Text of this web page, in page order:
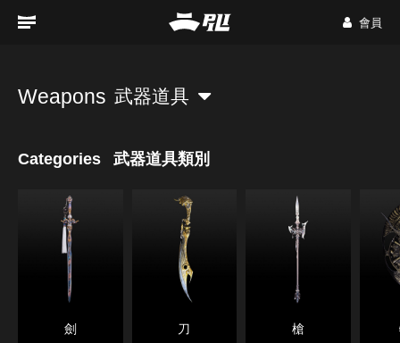
會員
Weapons 武器道具
Categories 武器道具類別
劍 刀 槍